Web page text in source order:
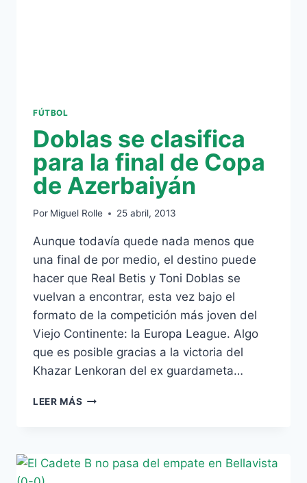
FÚTBOL
Doblas se clasifica
para la final de Copa
de Azerbaiyán
Por Miguel Rolle 25 abril, 2013
Aunque todavía quede nada menos que
una final de por medio, el destino puede
hacer que Real Betis y Toni Doblas se
vuelvan a encontrar, esta vez bajo el
formato de la competición más joven del
Viejo Continente: la Europa League. Algo
que es posible gracias a la victoria del
Khazar Lenkoran del ex guardameta…
LEER MÁS DOBLAS
FINAL